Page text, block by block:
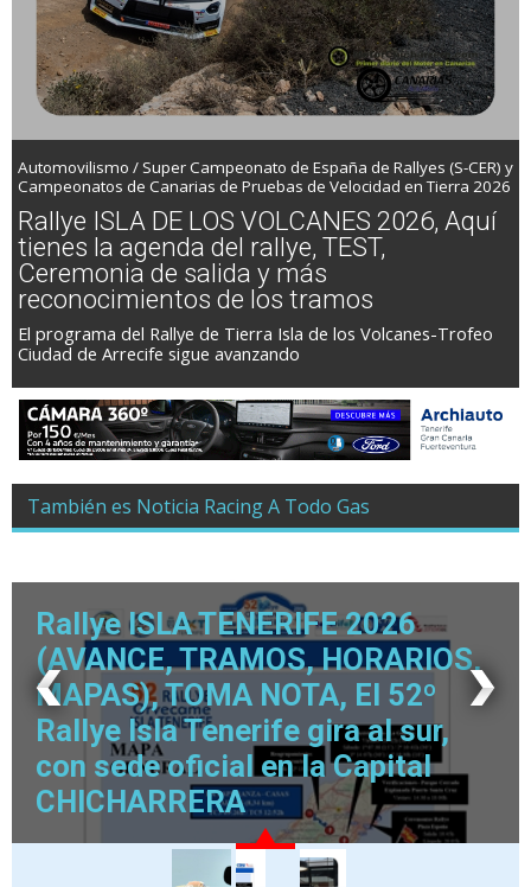
Automovilismo / Super Campeonato de España de Rallyes (S-CER) y
Campeonatos de Canarias de Pruebas de Velocidad en Tierra 2026
Rallye ISLA DE LOS VOLCANES 2026, Aquí
tienes la agenda del rallye, TEST,
Ceremonia de salida y más
reconocimientos de los tramos
El programa del Rallye de Tierra Isla de los Volcanes-Trofeo
Ciudad de Arrecife sigue avanzando
También es Noticia Racing A Todo Gas
Rallye ISLA TENERIFE 2026
(AVANCE, TRAMOS, HORARIOS,
MAPAS), TOMA NOTA, El 52º
Rallye Isla Tenerife gira al sur,
con sede oficial en la Capital
CHICHARRERA